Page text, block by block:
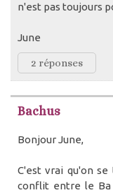
n'est pas toujours
June
2 réponses
Bachus
Bonjour June,
C'est vrai qu'on
conflit entre le Ba